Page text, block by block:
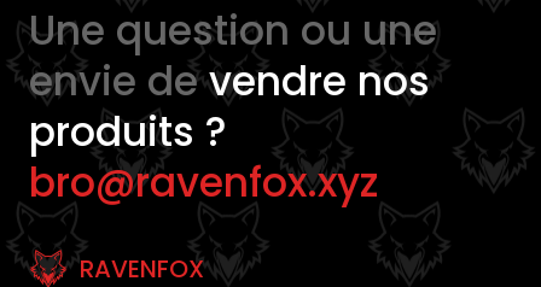
Une question ou une
envie devendre nos
produits ?
bro@ravenfox.xyz
RAVENFOX